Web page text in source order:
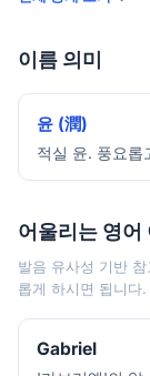
이름 의미
윤 (潤)
적실 윤. 풍요롭
어울리는 영어
발음 유사성 기반
롭게 하시면 됩니다.
Gabriel